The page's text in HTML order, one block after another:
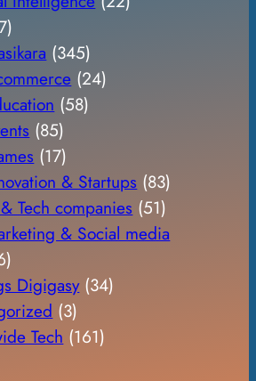
(345)
(24)
(58)
(85)
(17)
& Startups (83)
Tech companies (51)
& Social media
Digigasy(34)
(3)
Tech (161)